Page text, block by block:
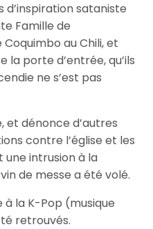
sataniste
Famille de
au Chili, et
porte d’entrée, qu’ils
ne s’est pas
et dénonce d’autres
contre l’église et les
une intrusion à la
de messe a été volé.
la K-Pop (musique
retrouvés.